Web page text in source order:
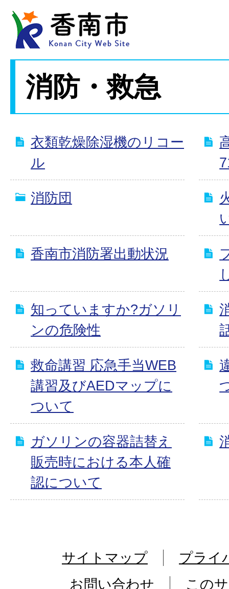
消防・救急
衣類乾燥除湿機のリコー
ル
消防団
香南市消防署出動状況
知っていますか?ガソリ
ンの危険性
救命講習 応急手当WEB
講習及びAEDマップに
ついて
ガソリンの容器詰替え
販売時における本人確
認について
サイトマップ
プライ
お問い合わせ
この